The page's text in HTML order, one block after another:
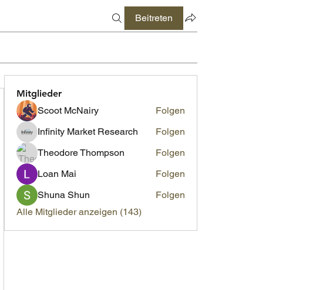
Beitreten
Mitglieder
Scoot McNairy
Folgen
Infinity Market Research
Folgen
Theodore Thompson
Folgen
Loan Mai
Folgen
Shuna Shun
Folgen
Alle Mitglieder anzeigen (143)